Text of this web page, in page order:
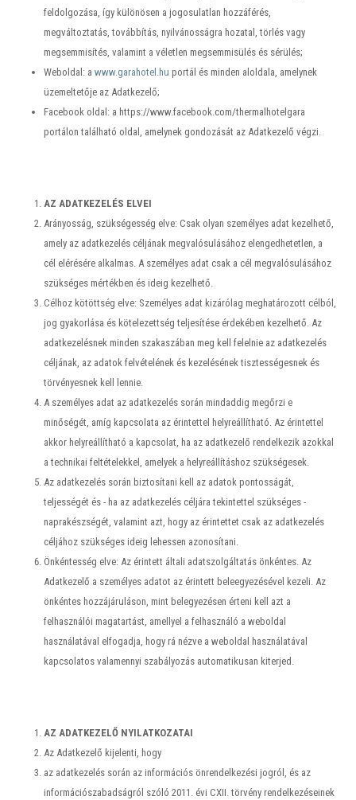
feldolgozása, így különösen a jogosulatlan hozzáférés,
megváltoztatás, továbbítás, nyilvánosságra hozatal, törlés vagy
megsemmisítés, valamint a véletlen megsemmisülés és sérülés;
Weboldal: a www.garahotel.hu portál és minden aloldala, amelynek
üzemeltetője az Adatkezelő;
Facebook oldal: a https://www.facebook.com/thermalhotelgara
portálon található oldal, amelynek gondozását az Adatkezelő végzi.
AZ ADATKEZELÉS ELVEI
Arányosság, szükségesség elve: Csak olyan személyes adat kezelhető,
amely az adatkezelés céljának megvalósulásához elengedhetetlen, a
cél elérésére alkalmas. A személyes adat csak a cél megvalósulásához
szükséges mértékben és ideig kezelhető.
Célhoz kötöttség elve: Személyes adat kizárólag meghatározott célból,
jog gyakorlása és kötelezettség teljesítése érdekében kezelhető. Az
adatkezelésnek minden szakaszában meg kell felelnie az adatkezelés
céljának, az adatok felvételének és kezelésének tisztességesnek és
törvényesnek kell lennie.
A személyes adat az adatkezelés során mindaddig megőrzi e
minőségét, amíg kapcsolata az érintettel helyreállítható. Az érintettel
akkor helyreállítható a kapcsolat, ha az adatkezelő rendelkezik azokkal
a technikai feltételekkel, amelyek a helyreállításhoz szükségesek.
Az adatkezelés során biztosítani kell az adatok pontosságát,
teljességét és - ha az adatkezelés céljára tekintettel szükséges -
naprakészségét, valamint azt, hogy az érintettet csak az adatkezelés
céljához szükséges ideig lehessen azonosítani.
Önkéntesség elve: Az érintett általi adatszolgáltatás önkéntes. Az
Adatkezelő a személyes adatot az érintett beleegyezésével kezeli. Az
önkéntes hozzájáruláson, mint belegyezésen érteni kell azt a
felhasználói magatartást, amellyel a felhasználó a weboldal
használatával elfogadja, hogy rá nézve a weboldal használatával
kapcsolatos valamennyi szabályozás automatikusan kiterjed.
AZ ADATKEZELŐ NYILATKOZATAI
Az Adatkezelő kijelenti, hogy
az adatkezelés során az információs önrendelkezési jogról, és az
információszabadságról szóló 2011. évi CXII. törvény rendelkezéseinek